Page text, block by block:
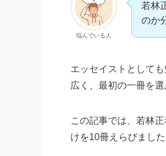
悩んでいる人
若林
のか
エッセイストとして
広く、最初の一冊を
この記事では、若林
けを10冊えらびました